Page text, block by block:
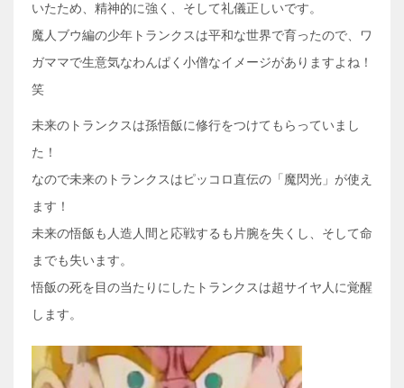
いたため、精神的に強く、そして礼儀正しいです。
魔人ブウ編の少年トランクスは平和な世界で育ったので、ワ
ガママで生意気なわんぱく小僧なイメージがありますよね！
笑
未来のトランクスは孫悟飯に修行をつけてもらっていまし
た！
なので未来のトランクスはピッコロ直伝の「魔閃光」が使え
ます！
未来の悟飯も人造人間と応戦するも片腕を失くし、そして命
までも失います。
悟飯の死を目の当たりにしたトランクスは超サイヤ人に覚醒
します。